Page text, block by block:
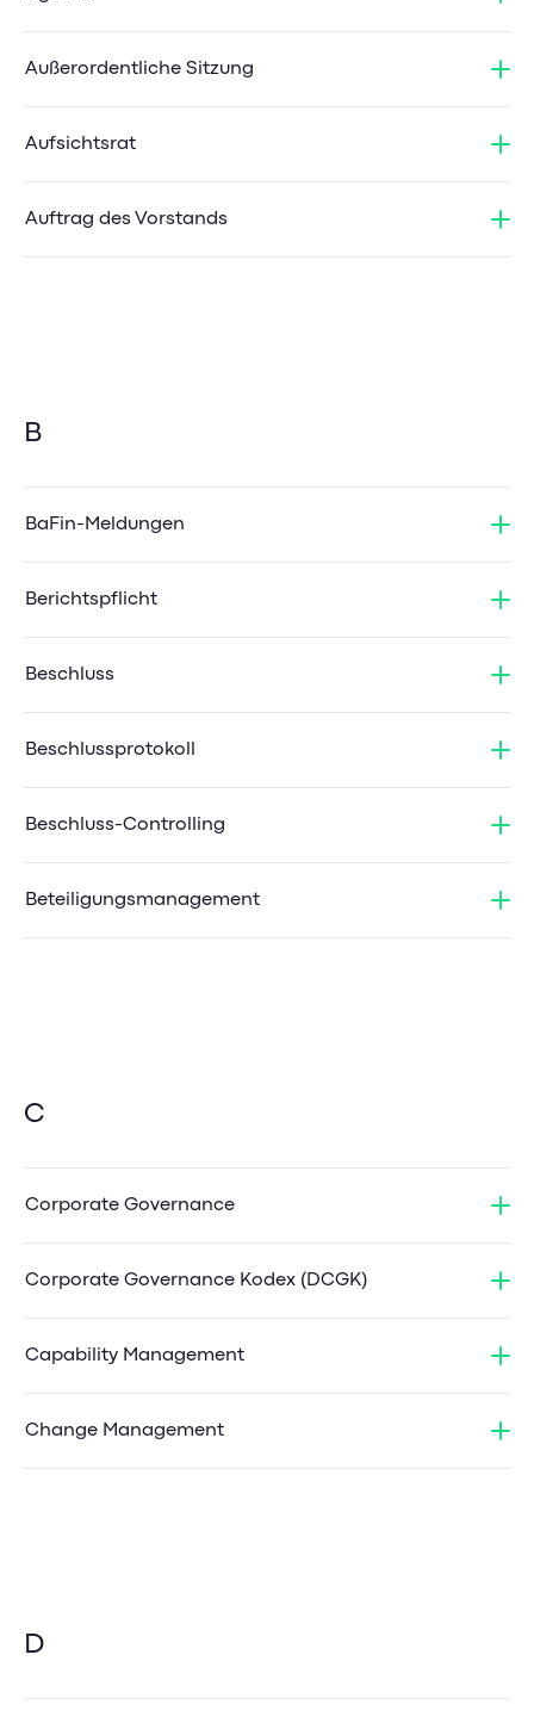
Außerordentliche Sitzung
Aufsichtsrat
Auftrag des Vorstands
B
BaFin-Meldungen
Berichtspflicht
Beschluss
Beschlussprotokoll
Beschluss-Controlling
Beteiligungsmanagement
C
Corporate Governance
Corporate Governance Kodex (DCGK)
Capability Management
Change Management
D